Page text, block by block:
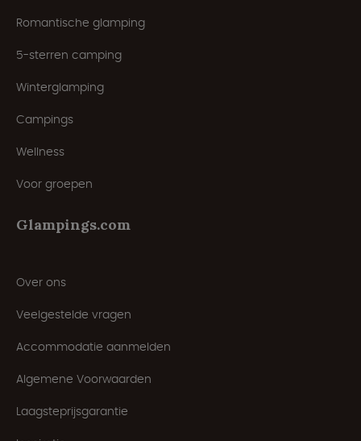
Romantische glamping
5-sterren camping
Winterglamping
Campings
Wellness
Voor groepen
Glampings.com
Over ons
Veelgestelde vragen
Accommodatie aanmelden
Algemene Voorwaarden
Laagsteprijsgarantie